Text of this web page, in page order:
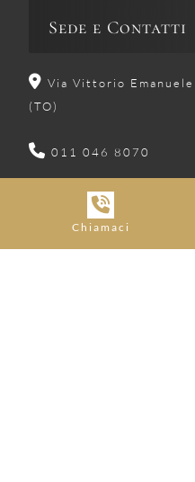
Sede e Contatti
Via Vittorio
(TO)
011 046 8070
Chiamaci